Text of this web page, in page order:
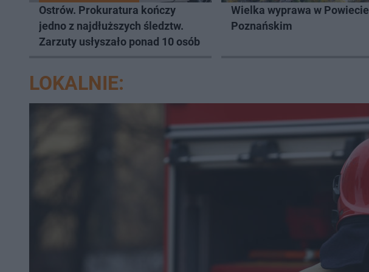
Ostrów. Prokuratura kończy
jedno z najdłuższych śledztw.
Zarzuty usłyszało ponad 10 osób
Wielka wyprawa w Powiecie
Poznańskim
LOKALNIE: